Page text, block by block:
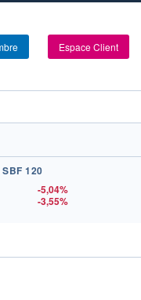
Espace Client
120
-5,04%
-3,55%